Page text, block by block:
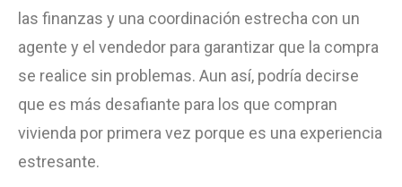
las finanzas y una coordinación estrecha con un
agente y el vendedor para garantizar que la compra
se realice sin problemas. Aun así, podría decirse
que es más desafiante para los que compran
vivienda por primera vez porque es una experiencia
estresante.